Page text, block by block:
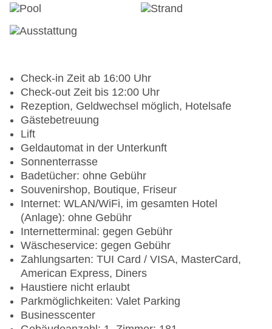
Check-in Zeit ab 16:00 Uhr
Check-out Zeit bis 12:00 Uhr
Rezeption, Geldwechsel möglich, Hotelsafe
Gästebetreuung
Lift
Geldautomat in der Unterkunft
Sonnenterrasse
Badetücher: ohne Gebühr
Souvenirshop, Boutique, Friseur
Internet: WLAN/WiFi, im gesamten Hotel
(Anlage): ohne Gebühr
Internetterminal: gegen Gebühr
Wäscheservice: gegen Gebühr
Zahlungsarten: TUI Card / VISA, MasterCard,
American Express, Diners
Haustiere nicht erlaubt
Parkmöglichkeiten: Valet Parking
Businesscenter